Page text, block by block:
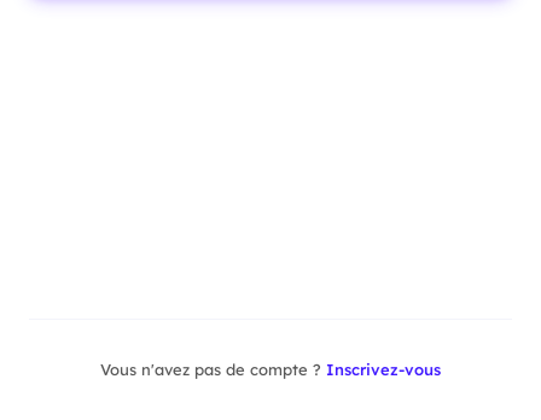
Vous n'avez pas de compte ? Inscrivez-vous